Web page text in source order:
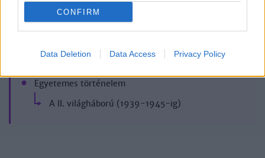
CONFIRM
Data Deletion Data Access Privacy Policy
Egyetemes történelem
A II. világháború (1939-1945-ig)